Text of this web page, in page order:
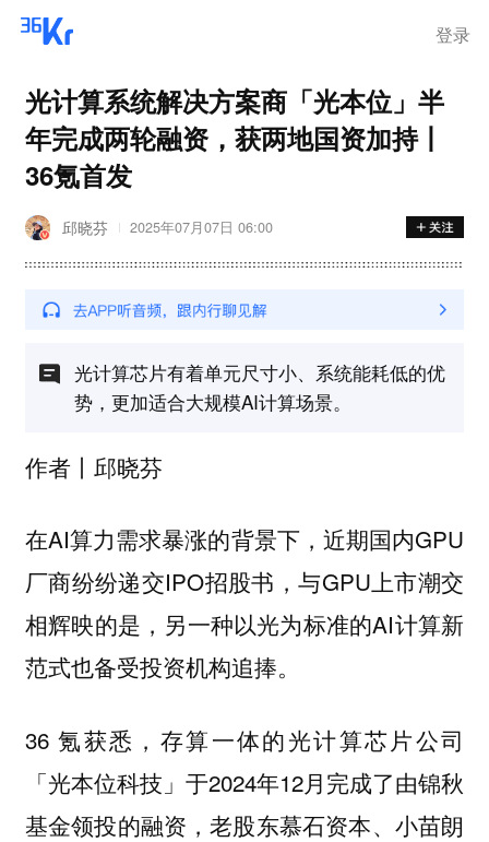
登录
光计算系统解决方案商「光本位」半
年完成两轮融资，获两地国资加持丨
36氪首发
邱晓芬 2025年07月07日 06:00
光计算芯片有着单元尺寸小、系统能耗低的优
势，更加适合大规模AI计算场景。
作者丨邱晓芬
在AI算力需求暴涨的背景下，近期国内GPU
厂商纷纷递交IPO招股书，与GPU上市潮交
相辉映的是，另一种以光为标准的AI计算新
范式也备受投资机构追捧。
36 氪获悉，存算一体的光计算芯片公司
「光本位科技」于2024年12月完成了由锦秋
基金领投的融资，老股东慕石资本、小苗朗